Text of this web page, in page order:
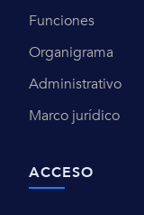
Funciones
Organigrama
Administrativo
Marco jurídico
ACCESO